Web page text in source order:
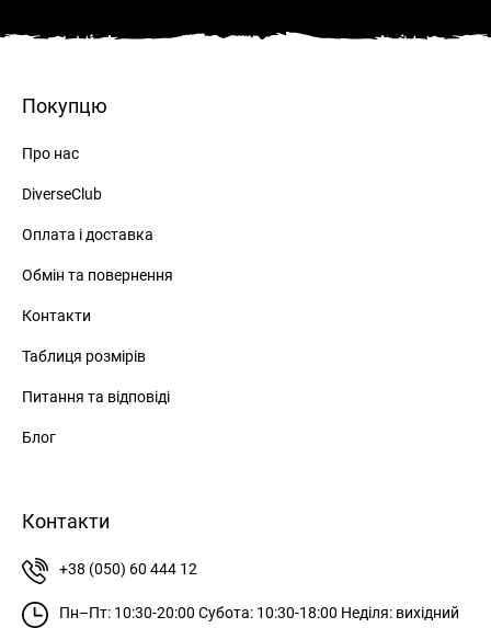
Покупцю
Про нас
DiverseClub
Оплата і доставка
Обмін та повернення
Контакти
Таблиця розмірів
Питання та відповіді
Блог
Контакти
+38 (050) 60 444 12
Пн–Пт: 10:30-20:00 Субота: 10:30-18:00 Неділя: вихідний
Зареєструватись
Privacy Policy
ЗАБУЛИ ПАРОЛЬ?
ВІДНОВЛЕННЯ ПАРОЛЮ